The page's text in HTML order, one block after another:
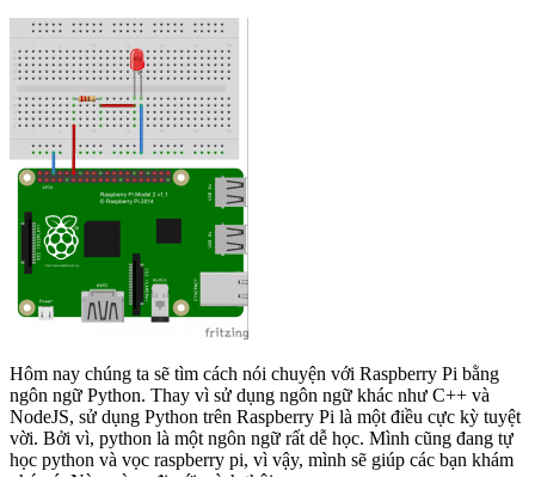
Hôm nay chúng ta sẽ tìm cách nói chuyện với Raspberry Pi bằng
ngôn ngữ Python. Thay vì sử dụng ngôn ngữ khác như C++ và
NodeJS, sử dụng Python trên Raspberry Pi là một điều cực kỳ tuyệt
vời. Bởi vì, python là một ngôn ngữ rất dễ học. Mình cũng đang tự
học python và vọc raspberry pi, vì vậy, mình sẽ giúp các bạn khám